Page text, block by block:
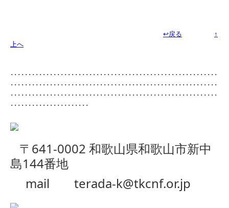
↩戻る
↑
上へ
･･････････････････････････････････････････････････････････
･･････････････････････････････････････････････････････････
･･････････････････････････････････････････････････････････
･･････････････････････
〒641-0002 和歌山県和歌山市新中
島144番地
mail terada-k@tkcnf.or.jp